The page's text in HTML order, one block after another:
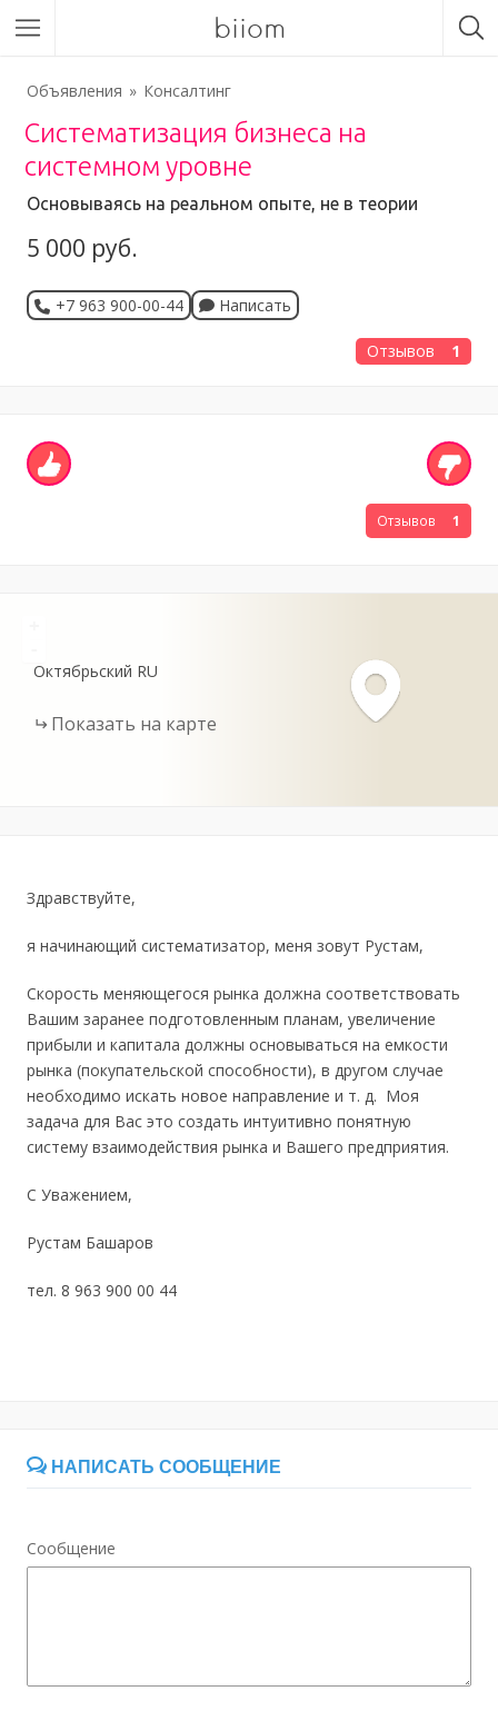
biiom
Объявления Консалтинг
Систематизация бизнеса на
системном уровне
Основываясь на реальном опыте, не в теории
5 000 руб.
+7 963 900-00-44 Написать
Отзывов 1
Отзывов 1
Октябрьский RU
Показать на карте
Здравствуйте,
я начинающий систематизатор, меня зовут Рустам,
Скорость меняющегося рынка должна соответствовать
Вашим заранее подготовленным планам, увеличение
прибыли и капитала должны основываться на емкости
рынка (покупательской способности), в другом случае
необходимо искать новое направление и т. д. Моя
задача для Вас это создать интуитивно понятную
систему взаимодействия рынка и Вашего предприятия.
С Уважением,
Рустам Башаров
тел. 8 963 900 00 44
НАПИСАТЬ СООБЩЕНИЕ
Сообщение